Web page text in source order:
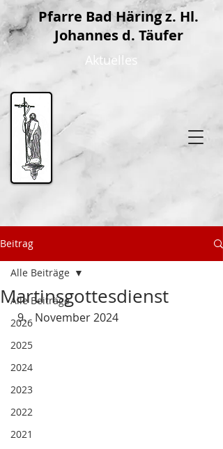
Pfarre Bad Häring z. Hl.
Johannes d. Täufer
Aktuelles
Beitrag
Alle Beiträge
2026
2025
2024
2023
2022
2021
Alle Beiträge
Martinsgottesdienst
November 2024